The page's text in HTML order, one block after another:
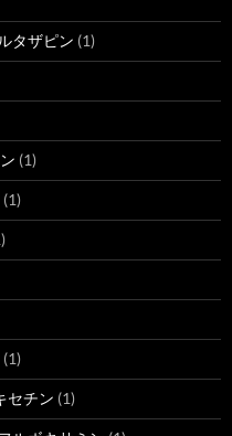
タザピン (1)
(1)
(1)
(1)
セチン (1)